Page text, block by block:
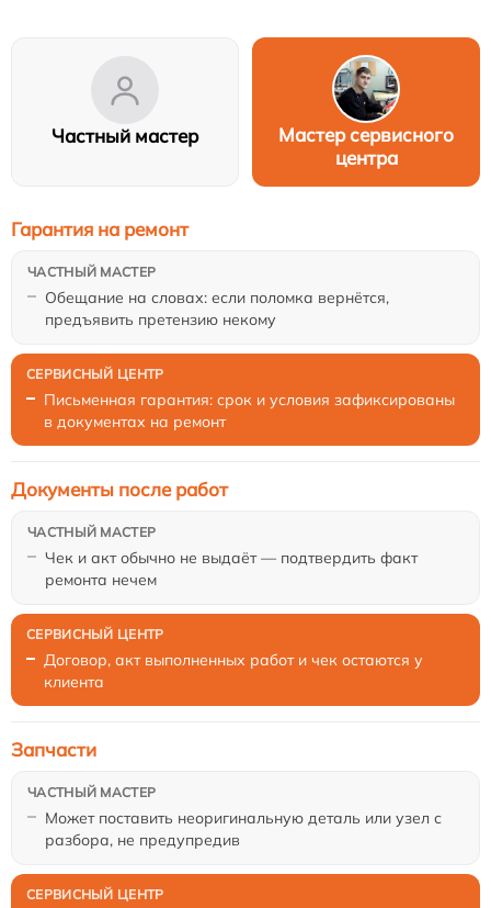
Частный мастер
Мастер сервисного
центра
Обещание на словах: если поломка вернётся,
предъявить претензию некому
Гарантия на ремонт
Письменная гарантия: срок и условия зафиксированы
в документах на ремонт
Чек и акт обычно не выдаёт — подтвердить факт
ремонта нечем
Документы после работ
Договор, акт выполненных работ и чек остаются у
клиента
Может поставить неоригинальную деталь или узел с
разбора, не предупредив
Запчасти